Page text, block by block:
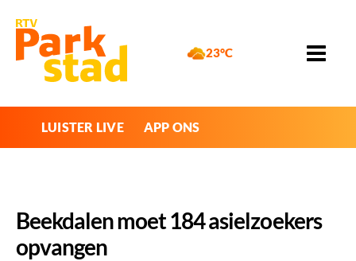
23°C
LUISTER LIVE APP ONS
Beekdalen moet 184 asielzoekers
opvangen